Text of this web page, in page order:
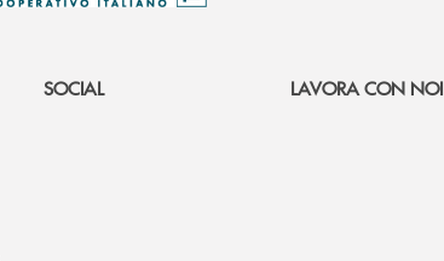
SOCIAL LAVORA CON NOI